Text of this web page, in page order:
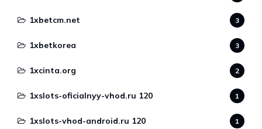
1xbetcm.net 3
1xbetkorea 3
1xcinta.org 2
1xslots-oficialnyy-vhod.ru 120 1
1xslots-vhod-android.ru 120 1